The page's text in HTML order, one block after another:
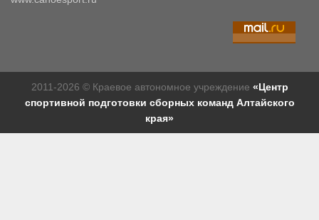
2011-2026 © Краевое автономное учреждение «Центр
спортивной подготовки сборных команд Алтайского
края»